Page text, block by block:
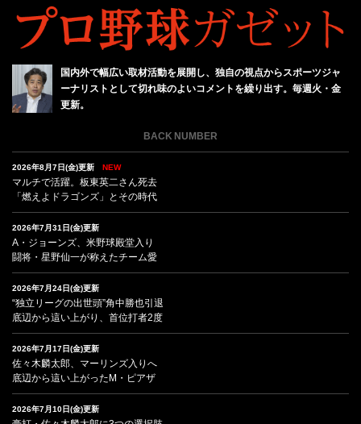
国内外で幅広い取材活動を展開し、独自の視点からスポーツジャ
ーナリストとして切れ味のよいコメントを繰り出す。毎週火・金
更新。
BACK NUMBER
2026年8月7日(金)更新 NEW
マルチで活躍。板東英二さん死去
「燃えよドラゴンズ」とその時代
2026年7月31日(金)更新
A・ジョーンズ、米野球殿堂入り
闘将・星野仙一が称えたチーム愛
2026年7月24日(金)更新
“独立リーグの出世頭”角中勝也引退
底辺から這い上がり、首位打者2度
2026年7月17日(金)更新
佐々木麟太郎、マーリンズ入りへ
底辺から這い上がったM・ピアザ
2026年7月10日(金)更新